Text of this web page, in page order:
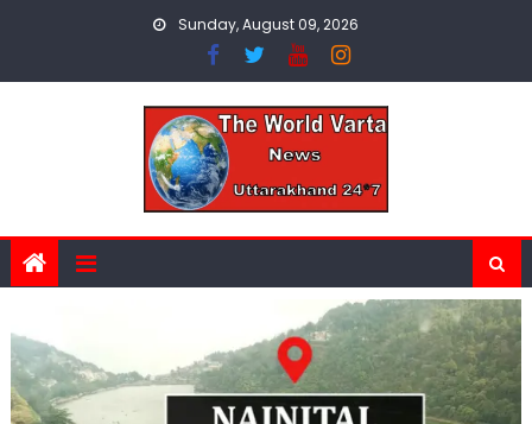
Sunday, August 09, 2026